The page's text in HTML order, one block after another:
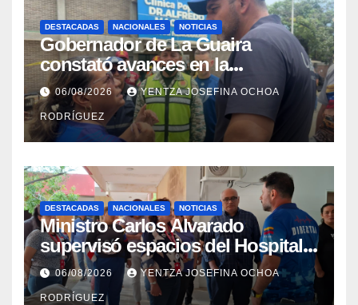
DESTACADAS NACIONALES NOTICIAS
Gobernador de La Guaira
constató avances en la
rehabilitación del Hospitalito de
Catia la Mar
06/08/2026 YENTZA JOSEFINA OCHOA
RODRÍGUEZ
DESTACADAS NACIONALES NOTICIAS
Ministro Carlos Alvarado
supervisó espacios del Hospital
Dermatológico Dr. Martín Vegas
en La Guaira
06/08/2026 YENTZA JOSEFINA OCHOA
RODRÍGUEZ